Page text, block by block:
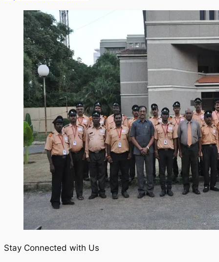
Stay Connected with Us